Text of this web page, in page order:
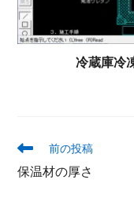
冷蔵庫冷
そ
の
他
前の投稿
保温材の厚さ